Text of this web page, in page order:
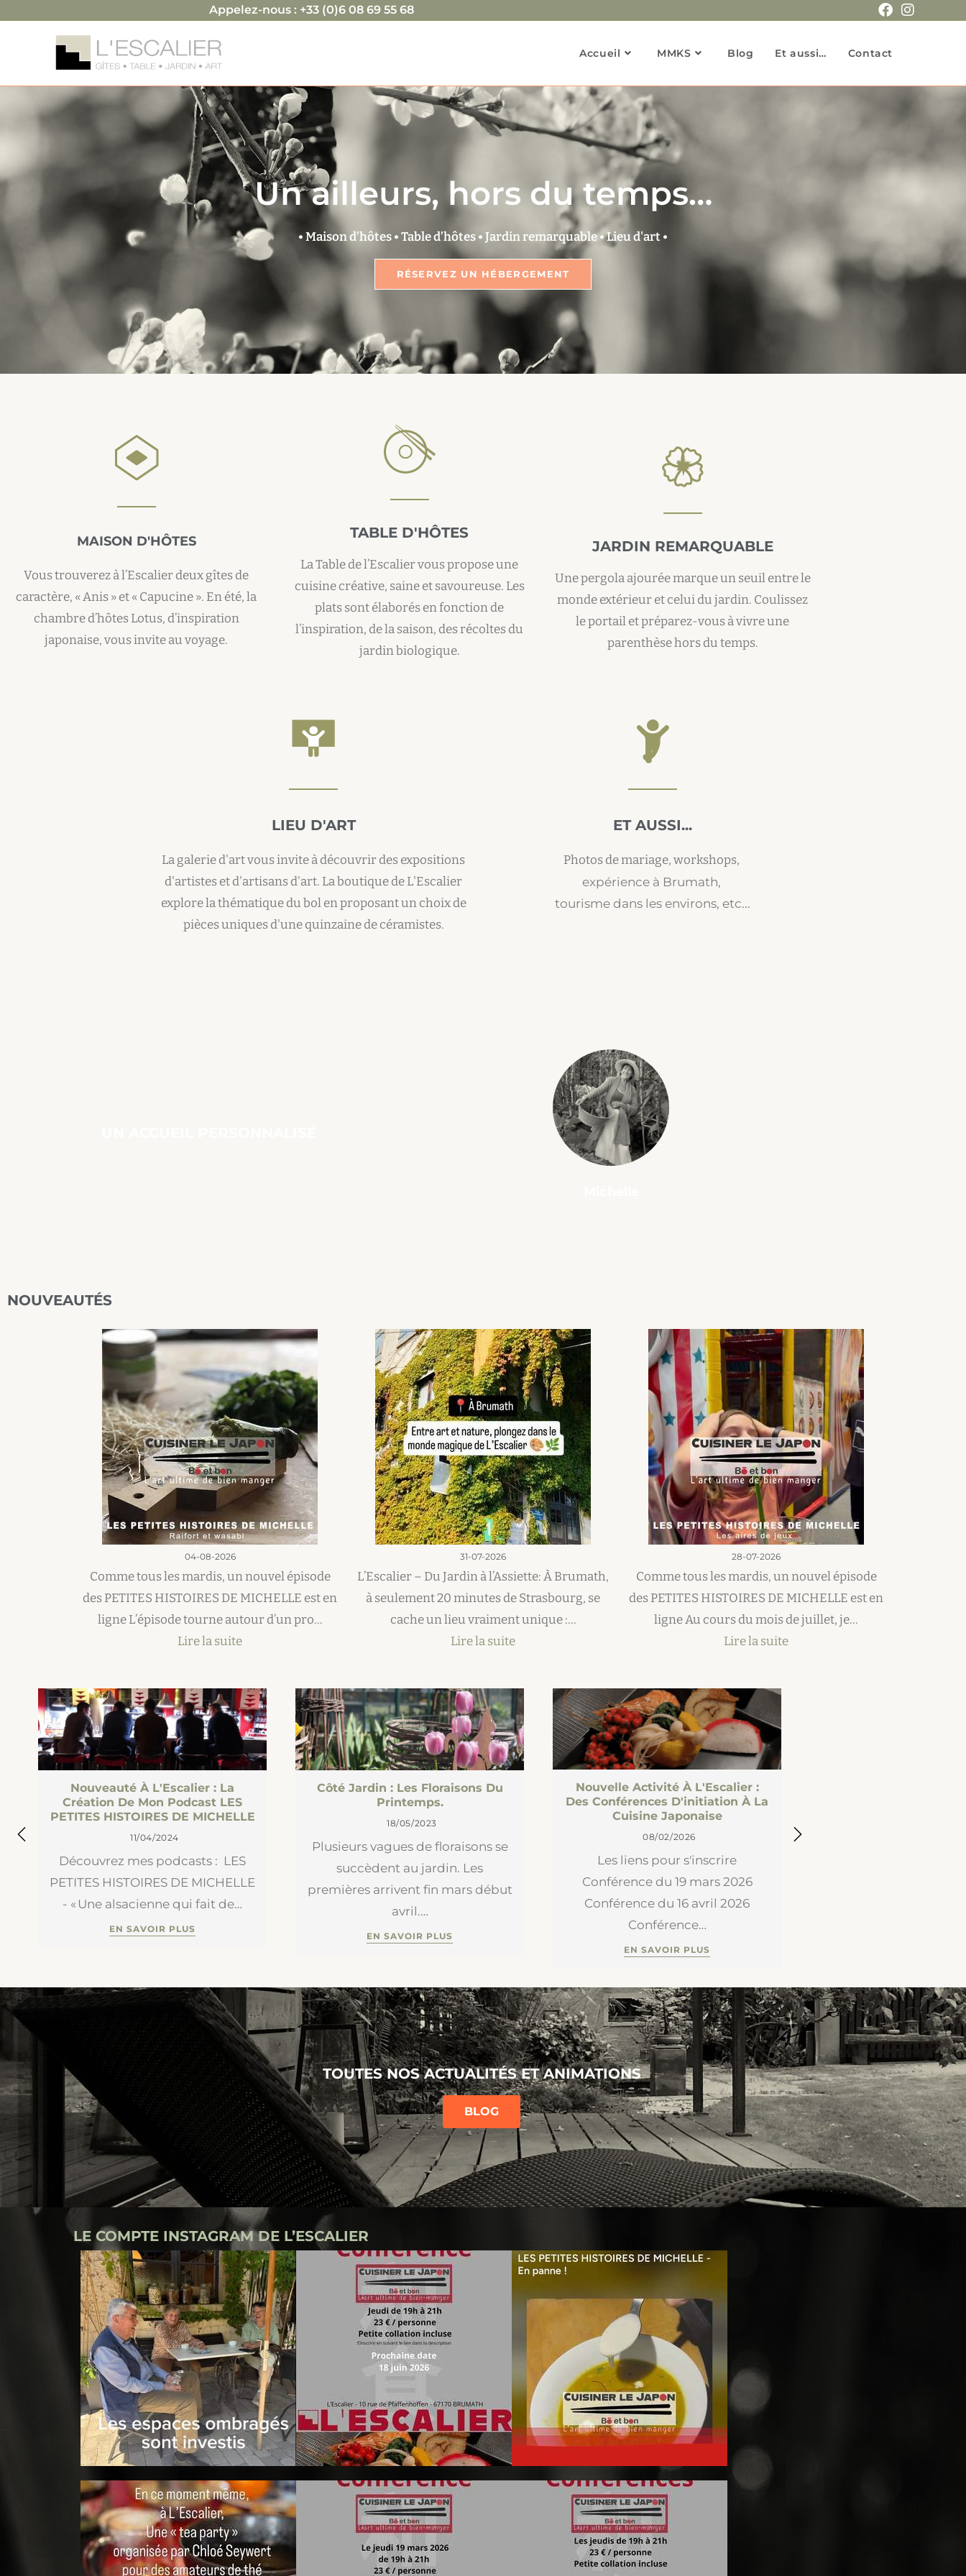
Appelez-nous : +33 (0)6 08 69 55 68
Accueil MMKS Blog Et aussi… Contact
Un ailleurs, hors du temps…
• Maison d’hôtes • Table d’hôtes • Jardin remarquable • Lieu d'art •
RÉSERVEZ UN HÉBERGEMENT
MAISON D'HÔTES
Vous trouverez à l’Escalier deux gîtes de
caractère, « Anis » et « Capucine ». En été, la
chambre d’hôtes Lotus, d’inspiration
japonaise, vous invite au voyage.
TABLE D'HÔTES
La Table de l’Escalier vous propose une
cuisine créative, saine et savoureuse. Les
plats sont élaborés en fonction de
l’inspiration, de la saison, des récoltes du
jardin biologique.
JARDIN REMARQUABLE
Une pergola ajourée marque un seuil entre le
monde extérieur et celui du jardin. Coulissez
le portail et préparez-vous à vivre une
parenthèse hors du temps.
LIEU D'ART
La galerie d'art vous invite à découvrir des expositions
d'artistes et d'artisans d'art. La boutique de L'Escalier
explore la thématique du bol en proposant un choix de
pièces uniques d'une quinzaine de céramistes.
ET AUSSI...
Photos de mariage, workshops,
expérience à Brumath,
tourisme dans les environs, etc...
NOUVEAUTÉS
04-08-2026
Comme tous les mardis, un nouvel épisode
des PETITES HISTOIRES DE MICHELLE est en
ligne L’épisode tourne autour d’un pro…
Lire la suite
31-07-2026
L’Escalier – Du Jardin à l’Assiette: À Brumath,
à seulement 20 minutes de Strasbourg, se
cache un lieu vraiment unique :…
Lire la suite
28-07-2026
Comme tous les mardis, un nouvel épisode
des PETITES HISTOIRES DE MICHELLE est en
ligne Au cours du mois de juillet, je…
Lire la suite
Nouveauté À L'Escalier : La
Création De Mon Podcast LES
PETITES HISTOIRES DE MICHELLE
11/04/2024
Découvrez mes podcasts : LES
PETITES HISTOIRES DE MICHELLE
- « Une alsacienne qui fait de…
EN SAVOIR PLUS
Côté Jardin : Les Floraisons Du
Printemps.
18/05/2023
Plusieurs vagues de floraisons se
succèdent au jardin. Les
premières arrivent fin mars début
avril.…
EN SAVOIR PLUS
Nouvelle Activité À L'Escalier :
Des Conférences D'initiation À La
Cuisine Japonaise
08/02/2026
Les liens pour s'inscrire
Conférence du 19 mars 2026
Conférence du 16 avril 2026
Conférence…
EN SAVOIR PLUS
TOUTES NOS ACTUALITÉS ET ANIMATIONS
BLOG
LE COMPTE INSTAGRAM DE L’ESCALIER